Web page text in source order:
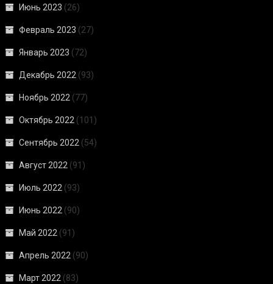
Июнь 2023 (26)
Февраль 2023 (27)
Январь 2023 (72)
Декабрь 2022 (93)
Ноябрь 2022 (77)
Октябрь 2022 (101)
Сентябрь 2022 (54)
Август 2022 (91)
Июль 2022 (93)
Июнь 2022 (90)
Май 2022 (91)
Апрель 2022 (90)
Март 2022 (83)